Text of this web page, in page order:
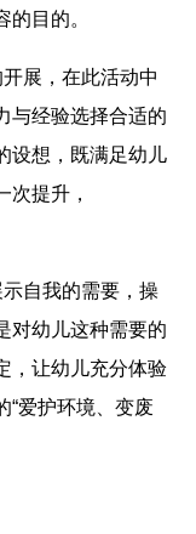
目的。
展，在此活动中
与经验选择合适的
设想，既满足幼儿
次提升，
自我的需要，操
对幼儿这种需要的
，让幼儿充分体验
“爱护环境、变废